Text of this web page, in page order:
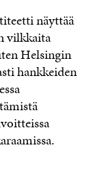
näyttää
vilkkaita
Helsingin
hankkeiden